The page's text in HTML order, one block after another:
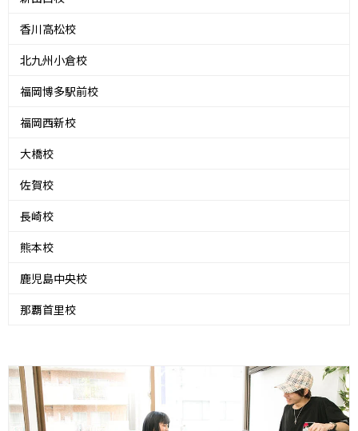
香川高松校
北九州小倉校
福岡博多駅前校
福岡西新校
大橋校
佐賀校
長崎校
熊本校
鹿児島中央校
那覇首里校